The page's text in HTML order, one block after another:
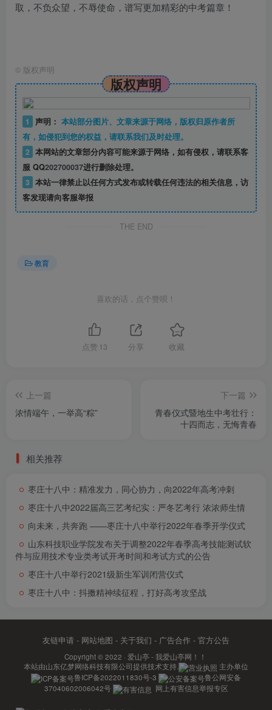
取，不负众望，不辱使命，谱写更加精彩的中考篇章！
© 版权声明
版权声明
1 声明： 本站部分图片、文章来源于网络，版权归原作者所
有，如侵犯到您的权益，请联系我们及时处理。
2 本网站的文章部分内容可能来源于网络，如有侵权，请联系客
服 QQ202700037进行删除处理。
3 本站一律禁止以任何方式发布或转载任何违法的相关信息，访
客发现请向客服举报
THE END
教育
喜欢的话，点个赞呗！
点赞 13 分享 收藏
上一篇
浓情端午，一举高“粽”
下一篇
青春仪式暨地生中考壮行：
十四而志，无悔青春
相关推荐
枣庄十八中：精准发力，同心协力，向2022年高考冲刺
枣庄十八中2022届高三艺考纪实：严冬艺考行 浓浓师生情
向未来，共奔跑 ――枣庄十八中举行2022年春季开学仪式
山东科技职业学院发布关于调整2022年春季高考技能测试软
件与应用技术专业类考试开考时间和考试方式的公告
枣庄十八中举行2021级新生军训闭营仪式
枣庄十八中：抖擞精神续征程，打好高考攻坚战
友链申请 - 网站地图 - 关于我们 - 广告合作 - 官方公告
Copyright © 2022 · 爱山亭 - 我爱山亭网！！
本站由山东亿梦网络科技有限公司提供技术支持.
主办单位
鲁ICP备2022011830号-3
鲁公网安备
37040602006042号
网上有害信息举报专区